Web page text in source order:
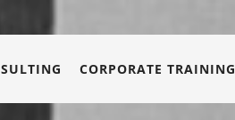
CORPORATE TRAINING